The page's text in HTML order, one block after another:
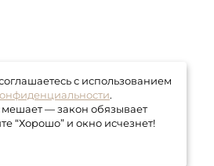
с использованием
.
— закон обязывает
“Хорошо” и окно исчезнет!